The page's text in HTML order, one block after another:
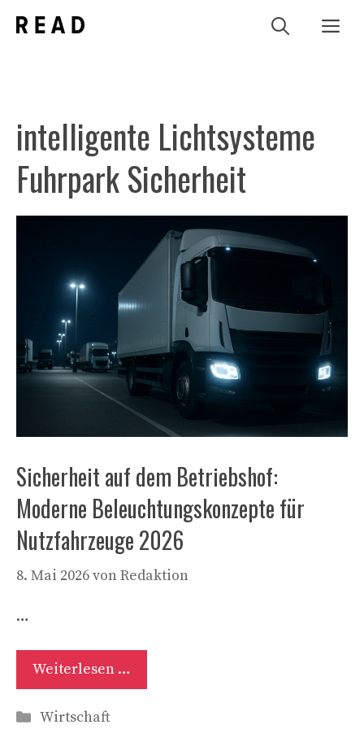
Inhalt
intelligente Lichtsysteme
Fuhrpark Sicherheit
Sicherheit auf dem Betriebshof:
Moderne Beleuchtungskonzepte für
Nutzfahrzeuge 2026
8. Mai 2026vonRedaktion
…
Weiterlesen …
Kategorien
Wirtschaft